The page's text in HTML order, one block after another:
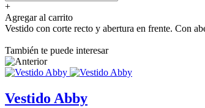
+
Agregar al carrito
Vestido con corte recto y abertura en frente. Con
También te puede interesar
Vestido Abby